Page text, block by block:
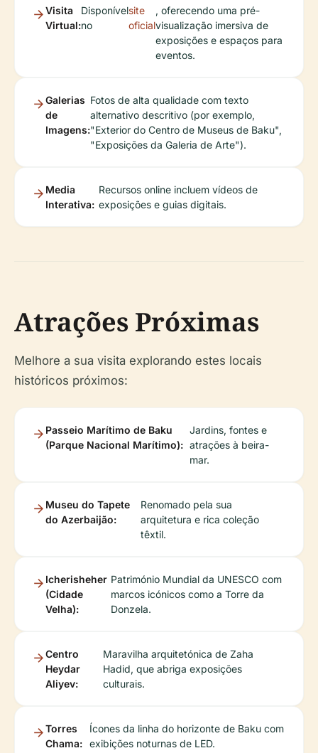
Visita
Virtual:
Disponível
no
site
oficial
, oferecendo uma pré-
visualização imersiva de
exposições e espaços para
eventos.
Galerias
de
Imagens:
Fotos de alta qualidade com texto
alternativo descritivo (por exemplo,
"Exterior do Centro de Museus de Baku",
"Exposições da Galeria de Arte").
Media
Interativa:
Recursos online incluem vídeos de
exposições e guias digitais.
Atrações Próximas
Melhore a sua visita explorando estes locais
históricos próximos:
Passeio Marítimo de Baku
(Parque Nacional Marítimo):
Jardins, fontes e
atrações à beira-
mar.
Museu do Tapete
do Azerbaijão:
Renomado pela sua
arquitetura e rica coleção
têxtil.
Icherisheher
(Cidade
Velha):
Património Mundial da UNESCO com
marcos icónicos como a Torre da
Donzela.
Centro
Heydar
Aliyev:
Maravilha arquitetónica de Zaha
Hadid, que abriga exposições
culturais.
Torres
Chama:
Ícones da linha do horizonte de Baku com
exibições noturnas de LED.